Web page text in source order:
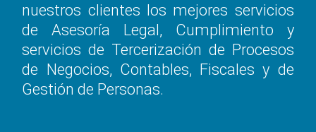
nuestros clientes los mejores servicios
de Asesoría Legal, Cumplimiento y
servicios de Tercerización de Procesos
de Negocios, Contables, Fiscales y de
Gestión de Personas.